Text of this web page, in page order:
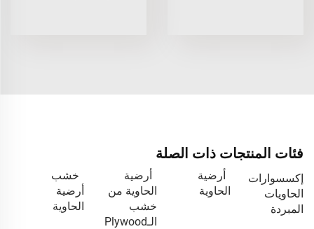
فئات المنتجات ذات الصلة
إكسسوارات
الحاويات
المبردة
أرضية
الحاوية
أرضية
الحاوية من
خشب
الـPlywood
خشب
أرضية
الحاوية